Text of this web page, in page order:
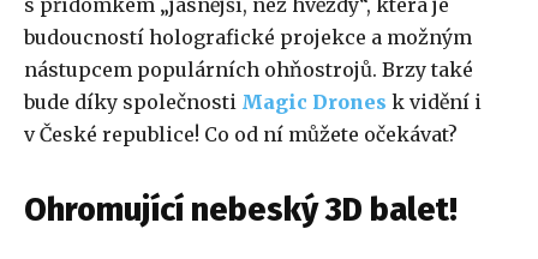
s přídomkem „jasnější, než hvězdy“, která je
budoucností holografické projekce a možným
nástupcem populárních ohňostrojů. Brzy také
bude díky společnosti Magic Drones k vidění i
v České republice! Co od ní můžete očekávat?
Ohromující nebeský 3D balet!